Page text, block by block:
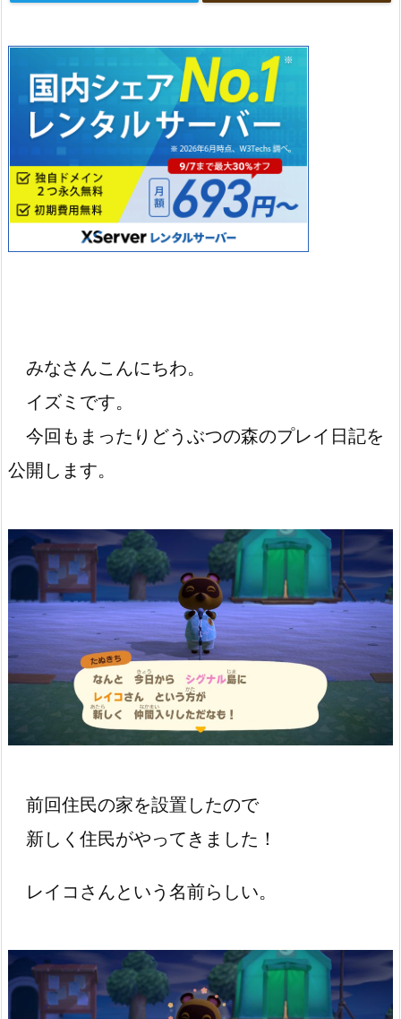
みなさんこんにちわ。
イズミです。
今回もまったりどうぶつの森のプレイ日記を
公開します。
前回住民の家を設置したので
新しく住民がやってきました！
レイコさんという名前らしい。